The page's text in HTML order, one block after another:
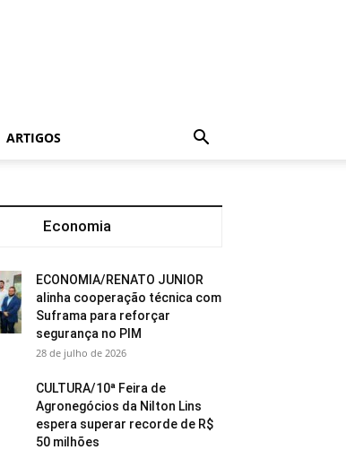
ARTIGOS
Economia
ECONOMIA/RENATO JUNIOR
alinha cooperação técnica com
Suframa para reforçar
segurança no PIM
28 de julho de 2026
CULTURA/10ª Feira de
Agronegócios da Nilton Lins
espera superar recorde de R$
50 milhões